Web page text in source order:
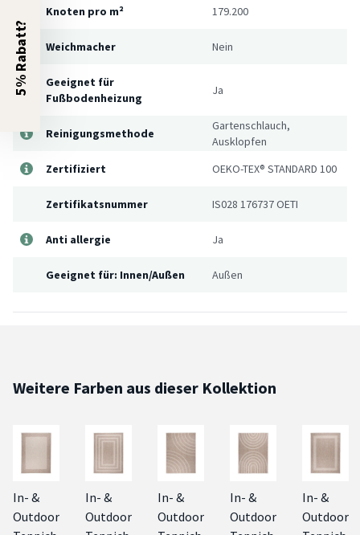
Knoten pro m² 179.200
Weichmacher Nein
Geeignet für
Fußbodenheizung
Ja
Reinigungsmethode
Gartenschlauch,
Ausklopfen
Zertifiziert
OEKO-TEX® STANDARD 100
Zertifikatsnummer IS028 176737 OETI
Anti allergie Ja
Geeignet für: Innen/Außen Außen
Weitere Farben aus dieser Kollektion
In- &
Outdoor
In- &
Outdoor
In- &
Outdoor
In- &
Outdoor
In- &
Outdoor
5% Rabatt?